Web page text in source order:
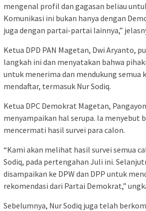
mengenal profil dan gagasan beliau
Komunikasi ini bukan hanya dengan
juga dengan partai-partai lainnya,”
Ketua DPD PAN Magetan, Dwi Aryanto,
langkah ini dan menyatakan bahwa
untuk menerima dan mendukung semua
mendaftar, termasuk Nur Sodiq.
Ketua DPC Demokrat Magetan,
menyampaikan hal serupa. Ia menyebut
mencermati hasil survei para calon.
“Kami akan melihat hasil survei semua
Sodiq, pada pertengahan Juli ini.
disampaikan ke DPW dan DPP untuk
rekomendasi dari Partai Demokrat,”
Sebelumnya, Nur Sodiq juga telah